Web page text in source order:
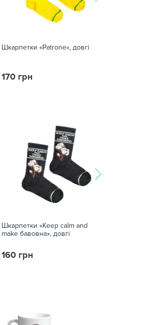
Шкарпетки «Patrone», довгі
170 грн
Шкарпетки «Keep calm and
make бавовна», довгі
160 грн